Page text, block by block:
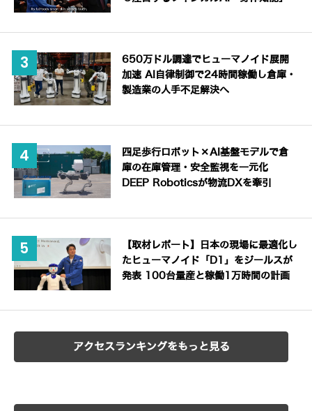
650万ドル調達でヒューマノイド展開
加速 AI自律制御で24時間稼働し倉庫・
製造業の人手不足解決へ
四足歩行ロボット×AI基盤モデルで倉
庫の在庫管理・安全監視を一元化
DEEP Roboticsが物流DXを牽引
【取材レポート】日本の現場に最適化し
たヒューマノイド「D1」をジールスが
発表 100台量産と稼働1万時間の計画
アクセスランキングをもっと見る